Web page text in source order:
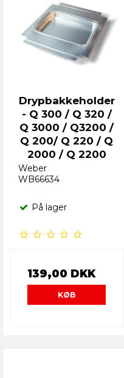
Drypbakkeholder
- Q 300 / Q 320 /
Q 3000 / Q3200 /
Q 200/ Q 220 / Q
2000 / Q 2200
Weber
WB66634
På lager
139,00 DKK
KØB